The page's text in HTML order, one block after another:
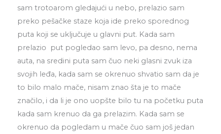
sam trotoarom gledajući u nebo, prelazio sam
preko pešačke staze koja ide preko sporednog
puta koji se uključuje u glavni put. Kada sam
prelazio put pogledao sam levo, pa desno, nema
auta, na sredini puta sam čuo neki glasni zvuk iza
svojih leđa, kada sam se okrenuo shvatio sam da je
to bilo malo mače, nisam znao šta je to mače
značilo, i da li je ono uopšte bilo tu na početku puta
kada sam krenuo da ga prelazim. Kada sam se
okrenuo da pogledam u mače čuo sam još jedan